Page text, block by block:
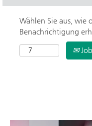
Wählen Sie aus, wie
Benachrichtigung